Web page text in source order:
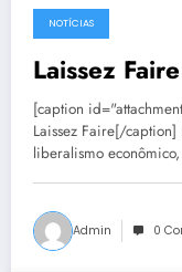
8 de junho de 2013
NOTÍCIAS
Laissez Faire
[caption
Laissez Faire[/caption]
liberalismo
Admin 0